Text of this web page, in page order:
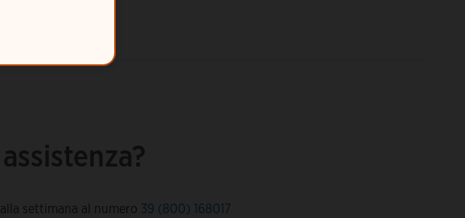
settimana al numero 39 (800) 168017